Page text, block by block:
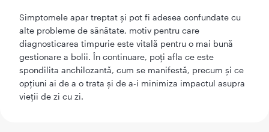
Simptomele apar treptat și pot fi adesea confundate cu
alte probleme de sănătate, motiv pentru care
diagnosticarea timpurie este vitală pentru o mai bună
gestionare a bolii. În continuare, poți afla ce este
spondilita anchilozantă, cum se manifestă, precum și ce
opțiuni ai de a o trata și de a-i minimiza impactul asupra
vieții de zi cu zi.